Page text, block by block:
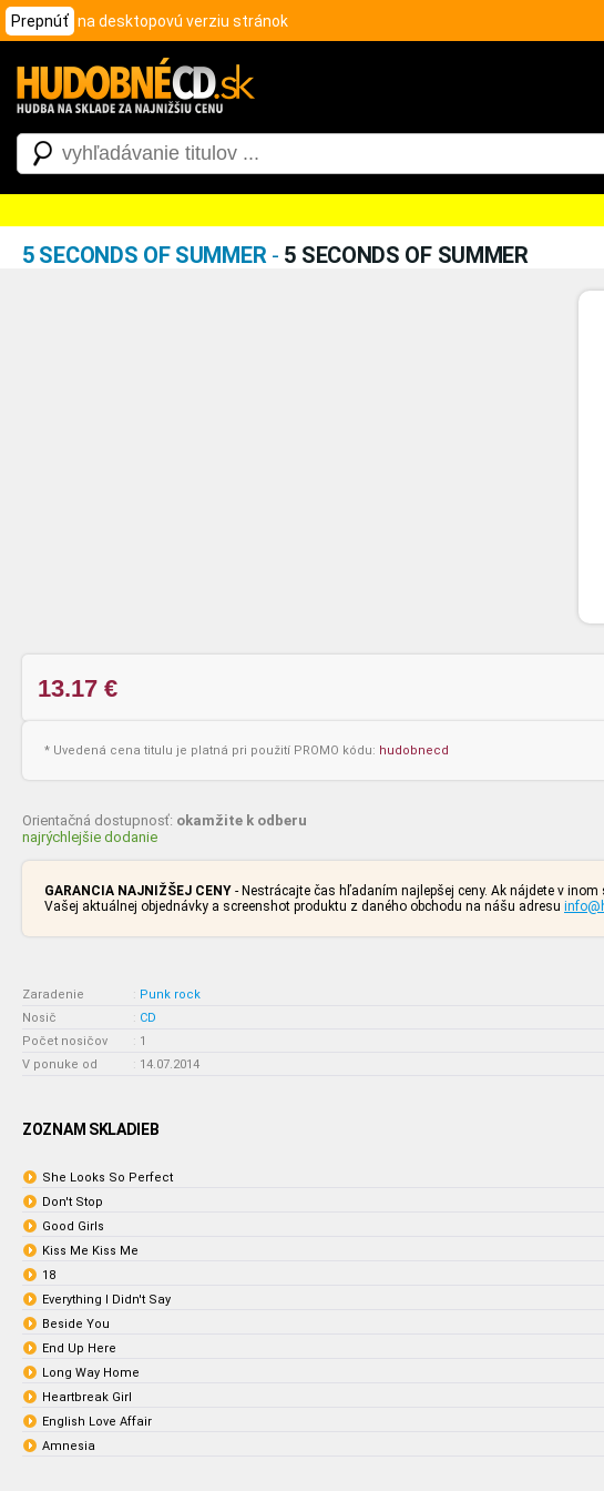
Prepnúť na desktopovú verziu stránok
5 SECONDS OF SUMMER- 5 SECONDS OF SUMMER
13.17 €
* Uvedená cena titulu je platná pri použití PROMO kódu: hudobnecd
Orientačná dostupnosť: okamžite k odberu
najrýchlejšie dodanie
GARANCIA NAJNIŽŠEJ CENY - Nestrácajte čas hľadaním najlepšej ceny. Ak nájdete v
Vašej aktuálnej objednávky a screenshot produktu z daného obchodu na nášu adresu
Zaradenie : Punk rock
Nosič
: CD
Počet nosičov
: 1
V ponuke od
: 14.07.2014
ZOZNAM SKLADIEB
She Looks So Perfect
Don't Stop
Good Girls
Kiss Me Kiss Me
18
Everything I Didn't Say
Beside You
End Up Here
Long Way Home
Heartbreak Girl
English Love Affair
Amnesia